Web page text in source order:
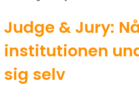
Judge & Jury:
institutionen
sig selv